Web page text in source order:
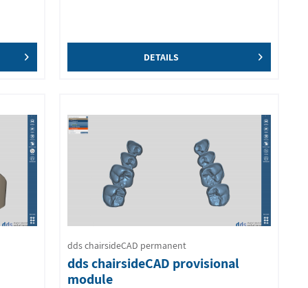
DETAILS
dds chairsideCAD permanent
dds chairsideCAD provisional
module